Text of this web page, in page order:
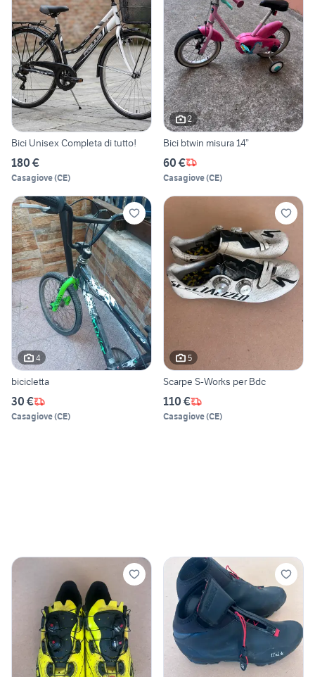
Bici Unisex Completa di tutto!
180 €
Casagiove(CE)
2
Bici btwin misura 14”
60 €
Casagiove(CE)
4
bicicletta
30 €
Casagiove(CE)
5
Scarpe S-Works per Bdc
110 €
Casagiove(CE)